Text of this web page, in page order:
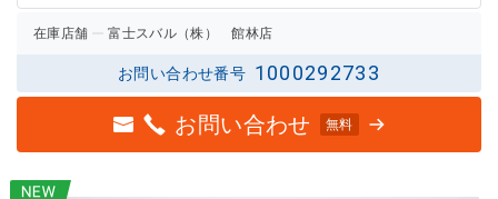
在庫店舗 富士スバル（株） 館林店
お問い合わせ番号 1000292733
お問い合わせ 無料